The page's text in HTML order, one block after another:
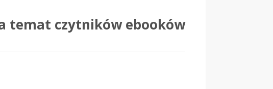
temat czytników ebooków